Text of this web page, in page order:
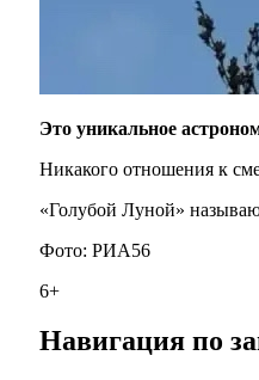
Это уникальное
Никакого отношения к
«Голубой Луной»
Фото: РИА56
6+
Навигация по